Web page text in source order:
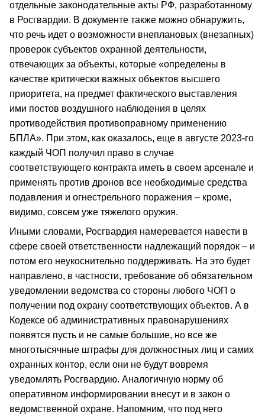
отдельные законодательные акты РФ, разработанному
в Росгвардии. В документе также можно обнаружить,
что речь идет о возможности внеплановых (внезапных)
проверок субъектов охранной деятельности,
отвечающих за объекты, которые «определены в
качестве критически важных объектов высшего
приоритета, на предмет фактического выставления
ими постов воздушного наблюдения в целях
противодействия противоправному применению
БПЛА». При этом, как оказалось, еще в августе 2023-го
каждый ЧОП получил право в случае
соответствующего контракта иметь в своем арсенале и
применять против дронов все необходимые средства
подавления и огнестрельного поражения – кроме,
видимо, совсем уже тяжелого оружия.
Иными словами, Росгвардия намеревается навести в
сфере своей ответственности надлежащий порядок – и
потом его неукоснительно поддерживать. На это будет
направлено, в частности, требование об обязательном
уведомлении ведомства со стороны любого ЧОП о
получении под охрану соответствующих объектов. А в
Кодексе об административных правонарушениях
появятся пусть и не самые большие, но все же
многотысячные штрафы для должностных лиц и самих
охранных контор, если они не будут вовремя
уведомлять Росгвардию. Аналогичную норму об
оперативном информировании внесут и в закон о
ведомственной охране. Напомним, что под него